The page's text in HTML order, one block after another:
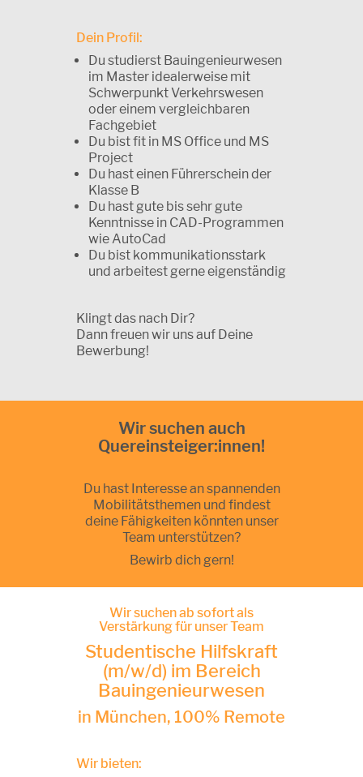
Dein Profil:
Du studierst Bauingenieurwesen
im Master idealerweise mit
Schwerpunkt Verkehrswesen
oder einem vergleichbaren
Fachgebiet
Du bist fit in MS Office und MS
Project
Du hast einen Führerschein der
Klasse B
Du hast gute bis sehr gute
Kenntnisse in CAD-Programmen
wie AutoCad
Du bist kommunikationsstark
und arbeitest gerne eigenständig
Klingt das nach Dir?
Dann freuen wir uns auf Deine
Bewerbung!
Wir suchen auch
Quereinsteiger:innen!
Du hast Interesse an spannenden
Mobilitätsthemen und findest
deine Fähigkeiten könnten unser
Team unterstützen?
Bewirb dich gern!
Wir suchen ab sofort als
Verstärkung für unser Team
Studentische Hilfskraft
(m/w/d) im Bereich
Bauingenieurwesen
in München, 100% Remote
Wir bieten: